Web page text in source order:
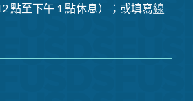
點至下午 1 點休息）；或填寫線